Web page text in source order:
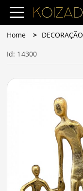
Home DECORAÇÃO
Id: 14300